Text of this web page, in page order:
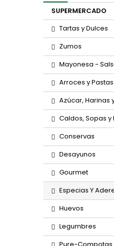
SUPERMERCADO
Tartas y Dulces
Zumos
Mayonesa -
Arroces y Pastas
Azúcar, Harinas
Caldos, Sopas y
Conservas
Desayunos
Gourmet
Especias Y
Huevos
Legumbres